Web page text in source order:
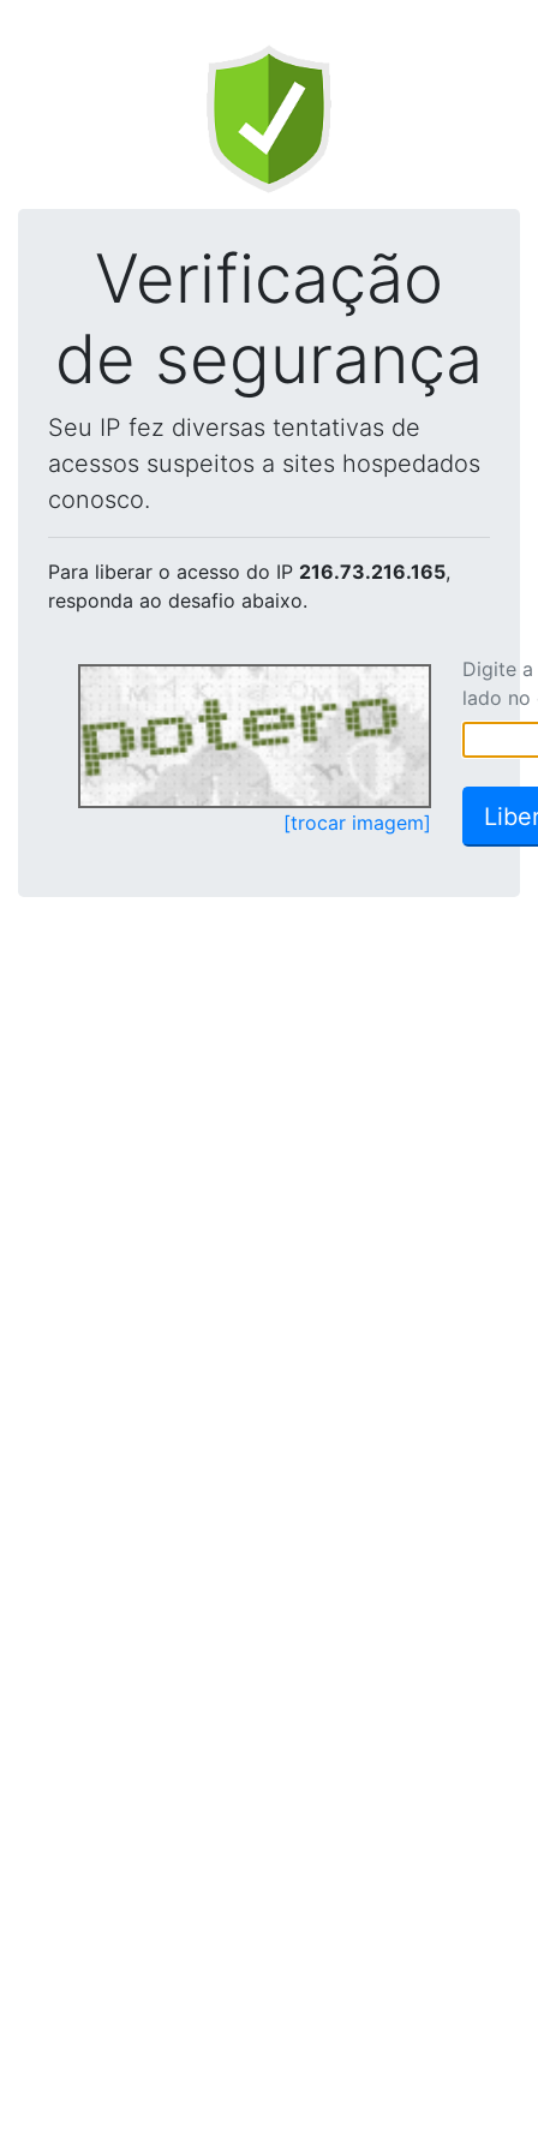
Verificação
de segurança
Seu IP fez diversas tentativas de
acessos suspeitos a sites hospedados
conosco.
Para liberar o acesso do IP 216.73.216.165,
responda ao desafio abaixo.
[trocar imagem]
Digite
lado no